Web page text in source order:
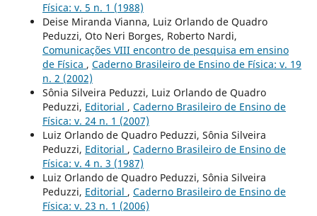
Física: v. 5 n. 1 (1988)
Deise Miranda Vianna, Luiz Orlando de Quadro
Peduzzi, Oto Neri Borges, Roberto Nardi,
Comunicações VIII encontro de pesquisa em ensino
de Física , Caderno Brasileiro de Ensino de Física: v. 19
n. 2 (2002)
Sônia Silveira Peduzzi, Luiz Orlando de Quadro
Peduzzi, Editorial , Caderno Brasileiro de Ensino de
Física: v. 24 n. 1 (2007)
Luiz Orlando de Quadro Peduzzi, Sônia Silveira
Peduzzi, Editorial , Caderno Brasileiro de Ensino de
Física: v. 4 n. 3 (1987)
Luiz Orlando de Quadro Peduzzi, Sônia Silveira
Peduzzi, Editorial , Caderno Brasileiro de Ensino de
Física: v. 23 n. 1 (2006)